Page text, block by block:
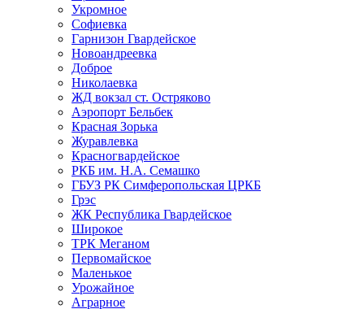
Укромное
Софиевка
Гарнизон Гвардейское
Новоандреевка
Доброе
Николаевка
ЖД вокзал ст. Остряково
Аэропорт Бельбек
Красная Зорька
Журавлевка
Красногвардейское
РКБ им. Н.А. Семашко
ГБУЗ РК Симферопольская ЦРКБ
Грэс
ЖК Республика Гвардейское
Широкое
ТРК Меганом
Первомайское
Маленькое
Урожайное
Аграрное